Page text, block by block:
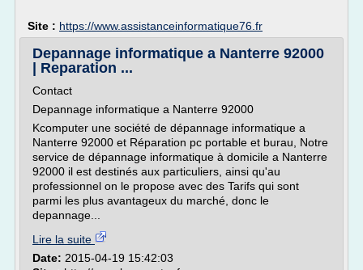
Site : https://www.assistanceinformatique76.fr
Depannage informatique a Nanterre 92000
| Reparation ...
Contact
Depannage informatique a Nanterre 92000
Kcomputer une société de dépannage informatique a
Nanterre 92000 et Réparation pc portable et burau, Notre
service de dépannage informatique à domicile a Nanterre
92000 il est destinés aux particuliers, ainsi qu'au
professionnel on le propose avec des Tarifs qui sont
parmi les plus avantageux du marché, donc le
depannage...
Lire la suite
Date: 2015-04-19 15:42:03